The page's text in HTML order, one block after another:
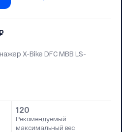
X-Bike DFC MBB LS-
120
Рекомендуемый
максимальный вес